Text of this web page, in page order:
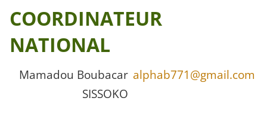
COORDINATEUR
NATIONAL
Mamadou Boubacar
SISSOKO
alphab771@gmail.com